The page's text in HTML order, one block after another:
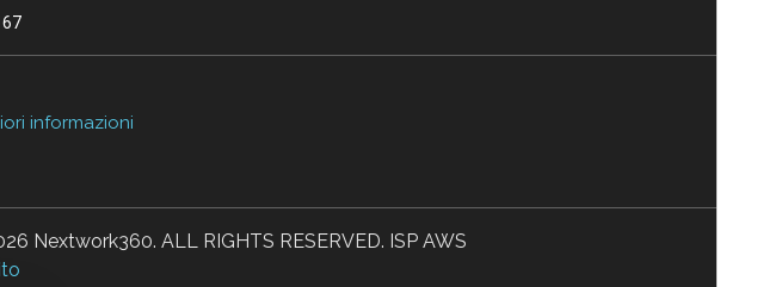
informazioni
Nextwork360. ALL RIGHTS RESERVED. ISP AWS